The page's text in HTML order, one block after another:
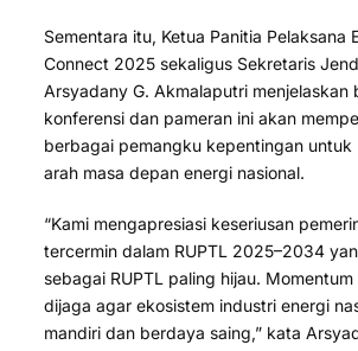
Sementara itu, Ketua Panitia Pelaksana
Connect 2025 sekaligus Sekretaris
Arsyadany G. Akmalaputri menjelaskan
konferensi dan pameran ini akan
berbagai pemangku kepentingan untuk
arah masa depan energi nasional.
“Kami mengapresiasi keseriusan
tercermin dalam RUPTL 2025–2034
sebagai RUPTL paling hijau.
dijaga agar ekosistem industri energi
mandiri dan berdaya saing,” kata